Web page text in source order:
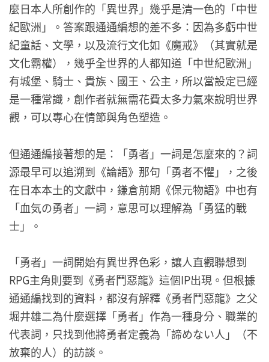
麼日本人所創作的「異世界」幾乎是清一色的「中世
紀歐洲」。答案跟通通編想的差不多：因為多虧中世
紀童話、文學，以及流行文化如《魔戒》（其實就是
文化霸權），幾乎全世界的人都知道「中世紀歐洲」
有城堡、騎士、貴族、國王、公主，所以當設定已經
是一種常識，創作者就無需花費太多力氣來說明世界
觀，可以專心在情節與角色塑造。
但通通編接著想的是：「勇者」一詞是怎麼來的？詞
源最早可以追溯到《論語》那句「勇者不懼」，之後
在日本本土的文獻中，鎌倉前期《保元物語》中也有
「血気の勇者」一詞，意思可以理解為「勇猛的戰
士」。
「勇者」一詞開始有異世界色彩，讓人直觀聯想到
RPG主角則要到《勇者鬥惡龍》這個IP出現。但根據
通通編找到的資料，都沒有解釋《勇者鬥惡龍》之父
堀井雄二為什麼選擇「勇者」作為一種身分、職業的
代表詞，只找到他將勇者定義為「諦めない人」（不
放棄的人）的訪談。